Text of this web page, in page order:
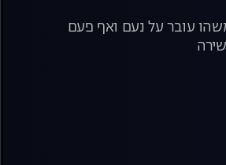
עובר על נעם ואף פעם